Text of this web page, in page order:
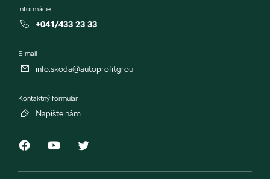
Informácie
+041/433 23 33
E-mail
info.skoda@autoprofitgrou
Kontaktný formulár
Napíšte nám